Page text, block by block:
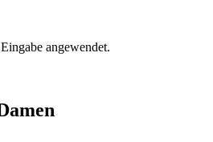
angewendet.